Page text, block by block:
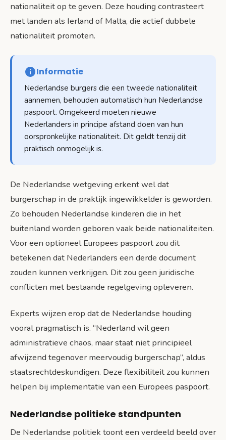
nationaliteit op te geven. Deze houding contrasteert
met landen als Ierland of Malta, die actief dubbele
nationaliteit promoten.
Informatie
Nederlandse burgers die een tweede nationaliteit
aannemen, behouden automatisch hun Nederlandse
paspoort. Omgekeerd moeten nieuwe
Nederlanders in principe afstand doen van hun
oorspronkelijke nationaliteit. Dit geldt tenzij dit
praktisch onmogelijk is.
De Nederlandse wetgeving erkent wel dat
burgerschap in de praktijk ingewikkelder is geworden.
Zo behouden Nederlandse kinderen die in het
buitenland worden geboren vaak beide nationaliteiten.
Voor een optioneel Europees paspoort zou dit
betekenen dat Nederlanders een derde document
zouden kunnen verkrijgen. Dit zou geen juridische
conflicten met bestaande regelgeving opleveren.
Experts wijzen erop dat de Nederlandse houding
vooral pragmatisch is. “Nederland wil geen
administratieve chaos, maar staat niet principieel
afwijzend tegenover meervoudig burgerschap”, aldus
staatsrechtdeskundigen. Deze flexibiliteit zou kunnen
helpen bij implementatie van een Europees paspoort.
Nederlandse politieke standpunten
De Nederlandse politiek toont een verdeeld beeld over